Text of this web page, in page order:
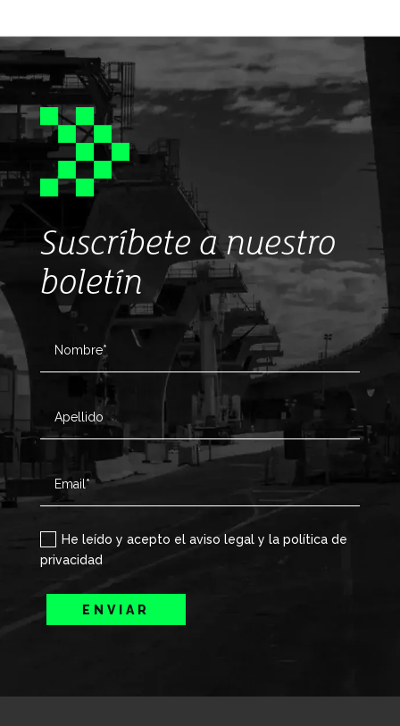
Suscríbete a nuestro
boletín
He leído y acepto el aviso legal y la política de
privacidad
ENVIAR